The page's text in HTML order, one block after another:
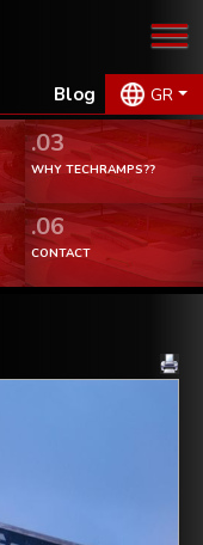
Blog GR
.03
WHY TECHRAMPS??
.06
CONTACT